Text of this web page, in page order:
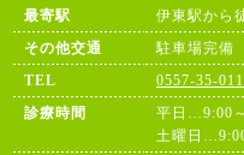
最寄駅
伊東駅から
その他交通
駐車場完備
TEL
0557-35-
診療時間
平日…9:00
土曜日